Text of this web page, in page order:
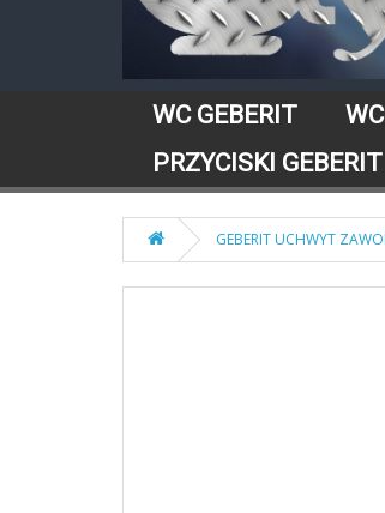
WC GEBERIT
PRZYCISKI GEBERIT
GEBERIT UCHWYT